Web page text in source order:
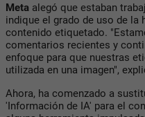
Meta alegó que estaban
indique el grado de uso de la
contenido etiquetado.
comentarios recientes y
enfoque para que nuestras
utilizada en una imagen",
Ahora, ha comenzado a
'Información de IA' para el